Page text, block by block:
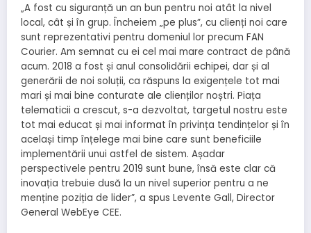
„A fost cu siguranță un an bun pentru noi atât la nivel
local, cât și în grup. Încheiem „pe plus”, cu clienți noi care
sunt reprezentativi pentru domeniul lor precum FAN
Courier. Am semnat cu ei cel mai mare contract de până
acum. 2018 a fost și anul consolidării echipei, dar și al
generării de noi soluții, ca răspuns la exigențele tot mai
mari și mai bine conturate ale clienților noștri. Piața
telematicii a crescut, s-a dezvoltat, targetul nostru este
tot mai educat și mai informat în privința tendințelor și în
același timp înțelege mai bine care sunt beneficiile
implementării unui astfel de sistem. Așadar
perspectivele pentru 2019 sunt bune, însă este clar că
inovația trebuie dusă la un nivel superior pentru a ne
menține poziția de lider”, a spus Levente Gall, Director
General WebEye CEE.